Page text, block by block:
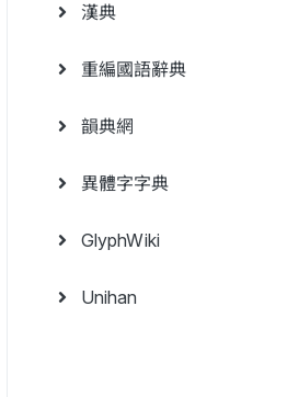
漢典
重編國語辭典
韻典網
異體字字典
GlyphWiki
Unihan